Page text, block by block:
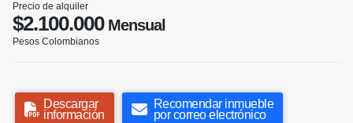
Precio de alquiler
$2.100.000Mensual
Pesos Colombianos
Descargar
información
Recomendar inmueble
por correo electrónico